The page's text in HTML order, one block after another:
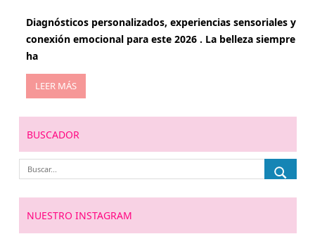
Diagnósticos personalizados, experiencias sensoriales y
conexión emocional para este 2026 . La belleza siempre
ha
LEER MÁS
BUSCADOR
NUESTRO INSTAGRAM